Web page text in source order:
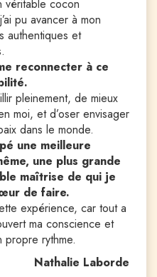
véritable cocon
pu avancer à mon
authentiques et
reconnecter à ce
pleinement, de mieux
moi, et d’oser envisager
dans le monde.
une meilleure
une plus grande
maîtrise de qui je
de faire.
expérience, car tout a
ma conscience et
propre rythme.
Nathalie Laborde